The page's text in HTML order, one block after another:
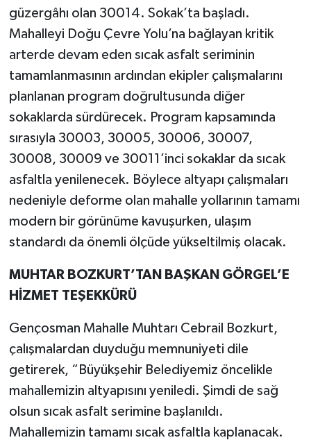
güzergâhı olan 30014. Sokak’ta başladı.
Mahalleyi Doğu Çevre Yolu’na bağlayan kritik
arterde devam eden sıcak asfalt seriminin
tamamlanmasının ardından ekipler çalışmalarını
planlanan program doğrultusunda diğer
sokaklarda sürdürecek. Program kapsamında
sırasıyla 30003, 30005, 30006, 30007,
30008, 30009 ve 30011’inci sokaklar da sıcak
asfaltla yenilenecek. Böylece altyapı çalışmaları
nedeniyle deforme olan mahalle yollarının tamamı
modern bir görünüme kavuşurken, ulaşım
standardı da önemli ölçüde yükseltilmiş olacak.
MUHTAR BOZKURT’TAN BAŞKAN GÖRGEL’E
HİZMET TEŞEKKÜRÜ
Gençosman Mahalle Muhtarı Cebrail Bozkurt,
çalışmalardan duyduğu memnuniyeti dile
getirerek, “Büyükşehir Belediyemiz öncelikle
mahallemizin altyapısını yeniledi. Şimdi de sağ
olsun sıcak asfalt serimine başlanıldı.
Mahallemizin tamamı sıcak asfaltla kaplanacak.